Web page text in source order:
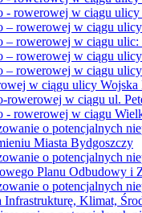
- rowerowej w ciągu
– rowerowej w ciągu
– rowerowej w ciągu
– rowerowej w ciągu
– rowerowej w ciągu
w ciągu ulicy
rowerowej w ciągu ul.
- rowerowej w ciągu
o potencjalnych
Miasta Bydgoszczy
o potencjalnych
Planu Odbudowy i
o potencjalnych
Infrastrukturę, Klimat,